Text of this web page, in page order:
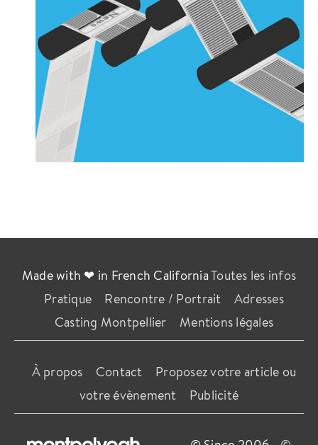
Made with ❤ in French CaliforniaToutes les infos
Pratique
Rencontre / Portrait
Adresses
Casting Montpellier
Mentions légales
À propos Contact
Proposez votre article ou
votre évènement
Publicité